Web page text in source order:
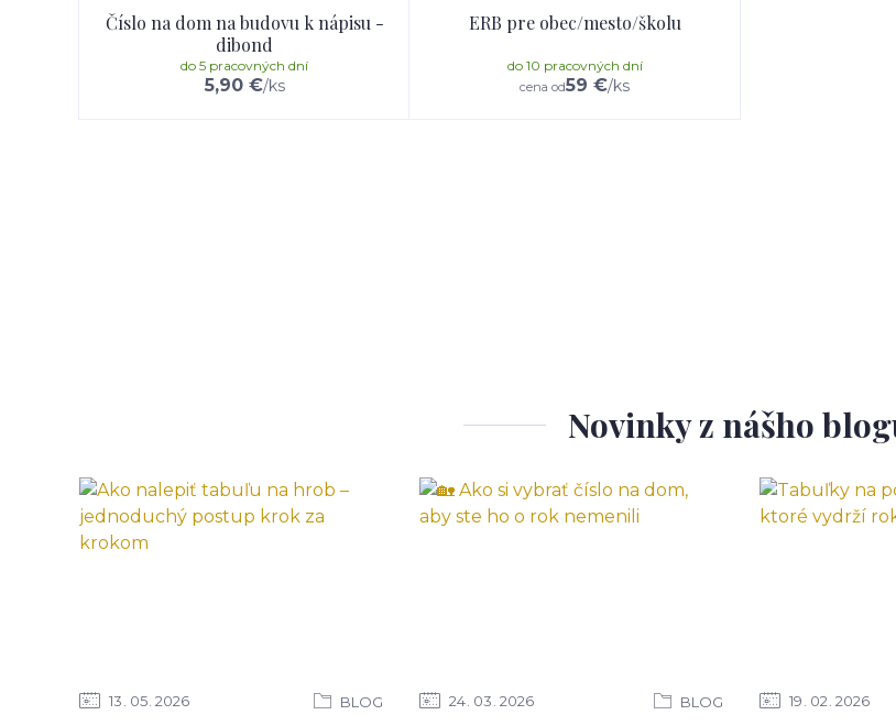
Číslo na dom na budovu k nápisu -
dibond
5,90 €/ks
do 5 pracovných dní
ERB pre obec/mesto/školu
cena od59 €/ks
do 10 pracovných dní
Novinky z nášho
13 05 2026 BLOG 24 03 2026 BLOG 19 02 2026